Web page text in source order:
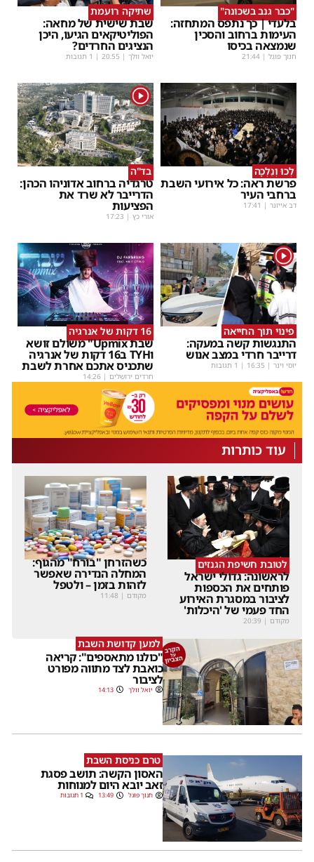
"כבר גנב בשכונה"
בלעדי | כך נתפס המתחזה:
העימות ברחוב והסכין
שנמצאה בכיסו
חנוך פוגל |
21:44
שתיקה רועמת
שבת שישית של מחאה:
הפוליטיקאים הגיעו, היכן
הנציגים החרדים?
יואל וולך |
20:55 | 1 תגובות
לְכוּ וְנֵלְכָה
פרשת ראה: כל אירועי השבת
ברחבי העיר
דב אייזנר |
17:41
1
בד"ה
טרגדיה ברחוב אדוניהו הכהן:
הדרייבר לא שרד את
הפציעות
אורי כץ |
17:23
1
פינוי תוך החייאה
התנגשות קשה במעקה:
דרייבר חרדי במצב אנוש
יוסי וינר |
16:35 | 1 תגובות
16 דקות של אנרגיה
שבת Upmix" משולם זושא
וTYH ב16 דקות של אנרגיה
שתכניס אתכם אחרת לשבת
חרדים ירושלים |
14:26
עוד כותרות
לטובת חשיפת הגנזים
לראשונה: גדולי ישראל
פותחים את הכספות
לציבור במסגרת האירוע
החד פעמי של 'היכלות'
מקודם |
20:39
כשהזרחן "בורח" מהגוף:
המחלה הנדירה שאפשר
לזהות בזמן – ולטפל
מקודם |
11:48
למען קדושת השבת
"כולנו מתאספים": קריאה
כואבת לצד מתווה מפורט
לציבור
יואל וולך 14:13
טרם כניסת השבת
האסון הקשה: תושב פסגת
זאב יובא היום למנוחות
חנוך פוגל 13:49 1 תגובות